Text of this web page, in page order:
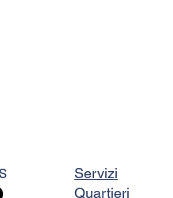
Servizi
Quartieri